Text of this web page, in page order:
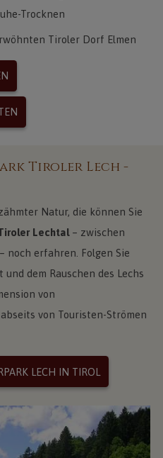
Trocknen
Tiroler Dorf Elmen
Tiroler Lech -
Natur, die können Sie
Lechtal– zwischen
noch erfahren. Folgen Sie
dem Rauschen des Lechs
von
von Touristen-Strömen
LECH IN TIROL